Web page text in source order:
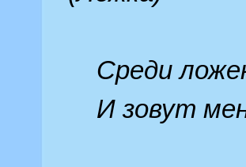
Среди
И зовут